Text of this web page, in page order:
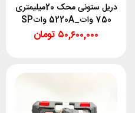
دریل ستونی محک 20میلیمتری
750 وات_5220A واتSP
تومان ۵۰,۶۰۰,۰۰۰